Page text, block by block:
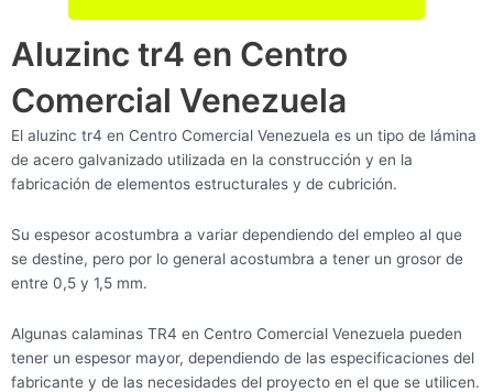
Aluzinc tr4 en Centro
Comercial Venezuela
El aluzinc tr4 en Centro Comercial Venezuela es un tipo de lámina
de acero galvanizado utilizada en la construcción y en la
fabricación de elementos estructurales y de cubrición.
Su espesor acostumbra a variar dependiendo del empleo al que
se destine, pero por lo general acostumbra a tener un grosor de
entre 0,5 y 1,5 mm.
Algunas calaminas TR4 en Centro Comercial Venezuela pueden
tener un espesor mayor, dependiendo de las especificaciones del
fabricante y de las necesidades del proyecto en el que se utilicen.